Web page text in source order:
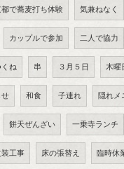
都で蕎麦打ち体験 気兼ねなく
カップルで参加 二人で協力
くね 串 ３月５日 木曜
せ 和食 子連れ 隠れメ
餅天ぜんざい 一乗寺ランチ
装工事 床の張替え 臨時休